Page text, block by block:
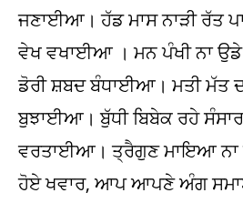
ਜਣਾਈਆ। ਹੱਡ ਮਾਸ ਨਾੜੀ ਰੱਤ
ਵੇਖ ਵਖਾਈਆ । ਮਨ ਪੰਖੀ ਨਾ ਉਡੇ
ਡੋਰੀ ਸ਼ਬਦ ਬੰਧਾਈਆ। ਮਤੀ ਮੱਤ
ਬੁਝਾਈਆ। ਬੁੱਧੀ ਬਿਬੇਕ ਰਹੇ
ਵਰਤਾਈਆ। ਤ੍ਰੈਗੁਣ ਮਾਇਆ ਨਾ
ਹੋਏ ਖਵਾਰ, ਆਪ ਆਪਣੇ ਅੰਗ